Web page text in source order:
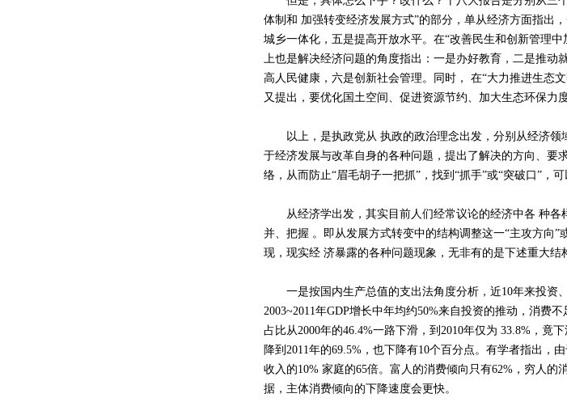
体制和 加强转变经济发展方式”的部分，单从经济方面指出
城乡一体化，五是提高开放水平。在“改善民生和创新管理
上也是解决经济问题的角度指出：一是办好教育，二是推动
高人民健康，六是创新社会管理。同时， 在“大力推进生态
又提出，要优化国土空间、促进资源节约、加大生态环保力
以上，是执政党从 执政的政治理念出发，分别从经济领
于经济发展与改革自身的各种问题，提出了解决的方向、要
络，从而防止“眉毛胡子一把抓”，找到“抓手”或“突破口”，
从经济学出发，其实目前人们经常议论的经济中各 种各
并、把握 。即从发展方式转变中的结构调整这一“主攻方向
现，现实经 济暴露的各种问题现象，无非有的是下述重大结
一是按国内生产总值的支出法角度分析，近10年来投资
2003~2011年GDP增长中年均约50%来自投资的推动，消费
占比从2000年的46.4%一路下滑，到2010年仅为 33.8%，竟
降到2011年的69.5%，也下降有10个百分点。有学者指出，
收入的10% 家庭的65倍。富人的消费倾向只有62%，穷人的
据，主体消费倾向的下降速度会更快。